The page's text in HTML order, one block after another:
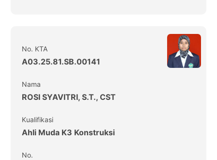
No. KTA
A03.25.81.SB.00141
Nama
ROSI SYAVITRI, S.T., CST
Kualifikasi
Ahli Muda K3 Konstruksi
No.